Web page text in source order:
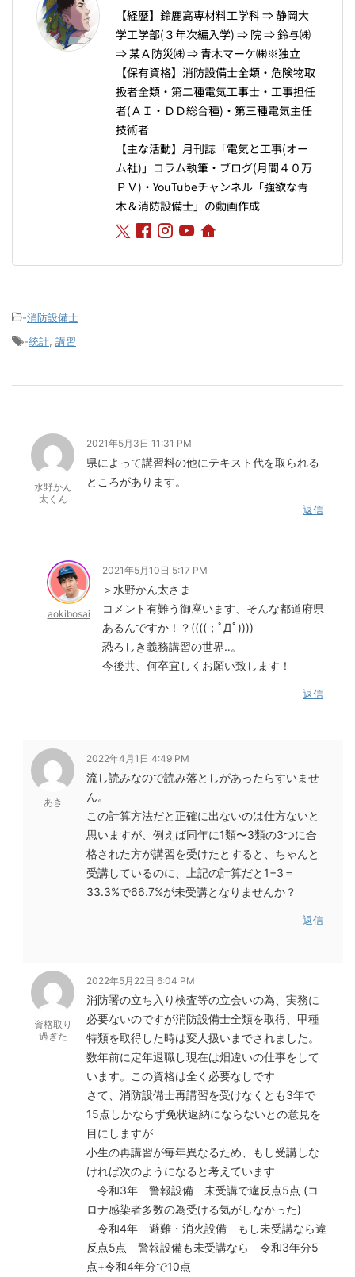
【経歴】鈴鹿高専材料工学科 ⇒ 静岡大
学工学部(３年次編入学) ⇒ 院 ⇒ 鈴与㈱
⇒ 某Ａ防災㈱ ⇒ 青木マーケ㈱※独立
【保有資格】消防設備士全類・危険物取
扱者全類・第二種電気工事士・工事担任
者(ＡＩ・ＤＤ総合種)・第三種電気主任
技術者
【主な活動】月刊誌「電気と工事(オー
ム社)」コラム執筆・ブログ(月間４０万
ＰＶ)・YouTubeチャンネル「強欲な青
木＆消防設備士」の動画作成
-消防設備士
-統計 講習
水野かん
太くん
2021年5月3日 11:31 PM
県によって講習料の他にテキスト代を取られる
ところがあります。
返信
aokibosai
2021年5月10日 5:17 PM
＞水野かん太さま
コメント有難う御座います、そんな都道府県
あるんですか！？((((；ﾟДﾟ))))
恐ろしき義務講習の世界‥。
今後共、何卒宜しくお願い致します！
返信
あき
2022年4月1日 4:49 PM
流し読みなので読み落としがあったらすいませ
ん。
この計算方法だと正確に出ないのは仕方ないと
思いますが、例えば同年に1類〜3類の3つに合
格された方が講習を受けたとすると、ちゃんと
受講しているのに、上記の計算だと1÷3＝
33.3%で66.7%が未受講となりませんか？
返信
資格取り
過ぎた
2022年5月22日 6:04 PM
消防署の立ち入り検査等の立会いの為、実務に
必要ないのですが消防設備士全類を取得、甲種
特類を取得した時は変人扱いまでされました。
数年前に定年退職し現在は畑違いの仕事をして
います。この資格は全く必要なしです
さて、消防設備士再講習を受けなくとも3年で
15点しかならず免状返納にならないとの意見を
目にしますが
小生の再講習が毎年異なるため、もし受講しな
ければ次のようになると考えています
令和3年 警報設備 未受講で違反点5点 (コ
ロナ感染者多数の為受ける気がしなかった)
令和4年 避難・消火設備 もし未受講なら違
反点5点 警報設備も未受講なら 令和3年分5
点+令和4年分で10点